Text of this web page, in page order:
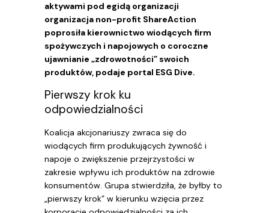
aktywami pod egidą organizacji
organizacja non-profit ShareAction
poprosiła kierownictwo wiodących firm
spożywczych i napojowych o coroczne
ujawnianie „zdrowotności” swoich
produktów, podaje portal ESG Dive.
Pierwszy krok ku
odpowiedzialności
Koalicja akcjonariuszy zwraca się do
wiodących firm produkujących żywność i
napoje o zwiększenie przejrzystości w
zakresie wpływu ich produktów na zdrowie
konsumentów. Grupa stwierdziła, że byłby to
„pierwszy krok” w kierunku wzięcia przez